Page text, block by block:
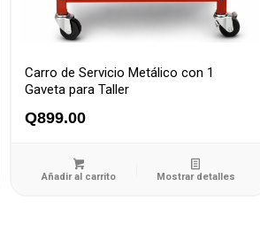
Carro de Servicio Metálico con 1
Gaveta para Taller
Q899.00
Añadir al carrito Mostrar detalles